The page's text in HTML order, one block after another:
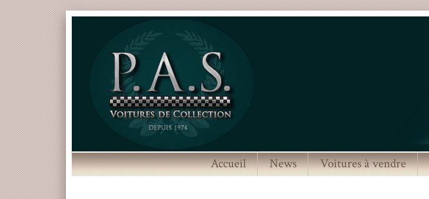
Accueil News Voitures à vendre